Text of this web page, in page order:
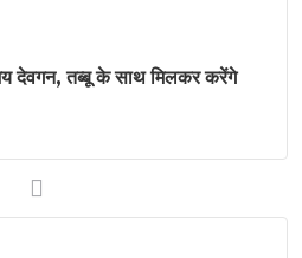
देवगन, तब्बू के साथ मिलकर करेंगे